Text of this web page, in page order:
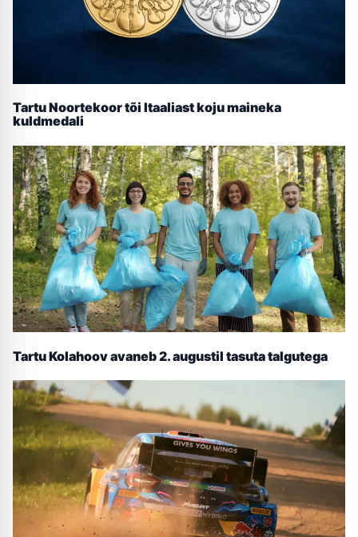
Tartu Noortekoor tõi Itaaliast koju maineka
kuldmedali
Tartu Kolahoov avaneb 2. augustil tasuta talgutega